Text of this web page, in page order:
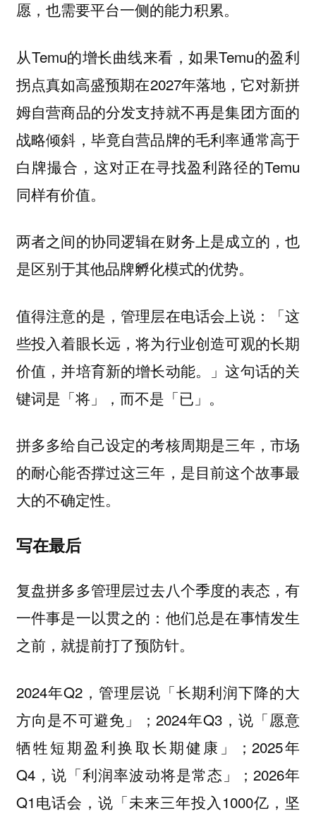
愿，也需要平台一侧的能力积累。
从Temu的增长曲线来看，如果Temu的盈利
拐点真如高盛预期在2027年落地，它对新拼
姆自营商品的分发支持就不再是集团方面的
战略倾斜，毕竟自营品牌的毛利率通常高于
白牌撮合，这对正在寻找盈利路径的Temu
同样有价值。
两者之间的协同逻辑在财务上是成立的，也
是区别于其他品牌孵化模式的优势。
值得注意的是，管理层在电话会上说：「这
些投入着眼长远，将为行业创造可观的长期
价值，并培育新的增长动能。」这句话的关
键词是「将」，而不是「已」。
拼多多给自己设定的考核周期是三年，市场
的耐心能否撑过这三年，是目前这个故事最
大的不确定性。
写在最后
复盘拼多多管理层过去八个季度的表态，有
一件事是一以贯之的：他们总是在事情发生
之前，就提前打了预防针。
2024年Q2，管理层说「长期利润下降的大
方向是不可避免」；2024年Q3，说「愿意
牺牲短期盈利换取长期健康」；2025年
Q4，说「利润率波动将是常态」；2026年
Q1电话会，说「未来三年投入1000亿，坚